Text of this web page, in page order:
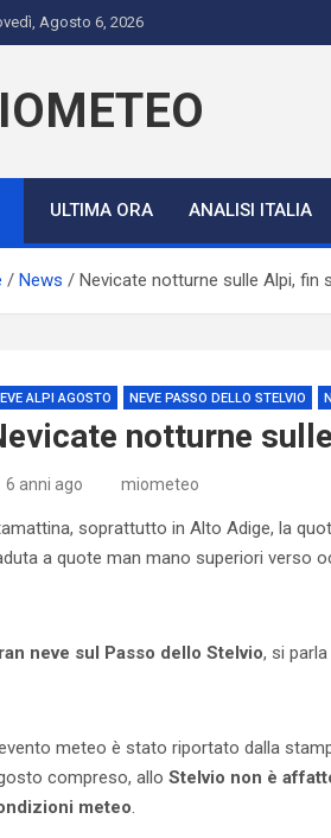
Agosto 6, 2026
ULTIMA ORA ANALISI ITALIA
News Nevicate notturne sulle Alpi, fin
ALPI AGOSTO NEVE PASSO DELLO STELVIO
notturne
6 anni ago miometeo
soprattutto in Alto Adige, la
a quote man mano superiori verso
neve sul Passo dello Stelvio, si
meteo è stato riportato dalla
compreso, allo Stelvio non è
meteo.